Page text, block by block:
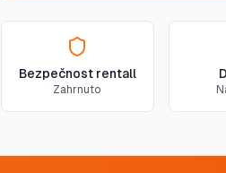
Bezpečnost rentall
Zahrnuto